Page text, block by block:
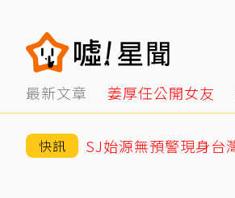
最新文章 姜厚任公開女友
快訊